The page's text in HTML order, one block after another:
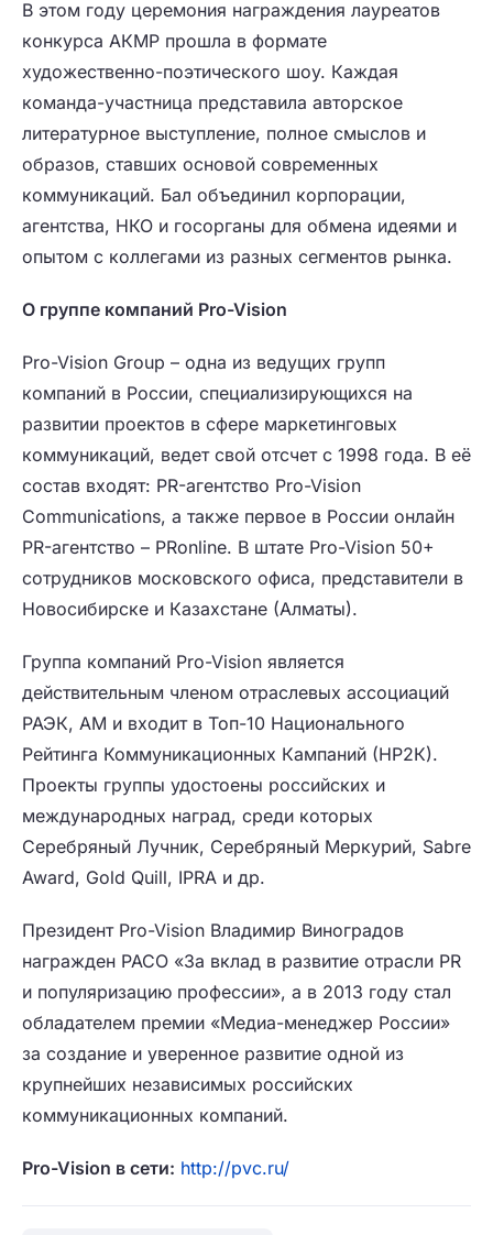
В этом году церемония награждения лауреатов
конкурса АКМР прошла в формате
художественно-поэтического шоу. Каждая
команда-участница представила авторское
литературное выступление, полное смыслов и
образов, ставших основой современных
коммуникаций. Бал объединил корпорации,
агентства, НКО и госорганы для обмена идеями и
опытом с коллегами из разных сегментов рынка.
О группе компаний Pro-Vision
Pro-Vision Group – одна из ведущих групп
компаний в России, специализирующихся на
развитии проектов в сфере маркетинговых
коммуникаций, ведет свой отсчет с 1998 года. В её
состав входят: PR-агентство Pro-Vision
Communications, а также первое в России онлайн
PR-агентство – PRonline. В штате Pro-Vision 50+
сотрудников московского офиса, представители в
Новосибирске и Казахстане (Алматы).
Группа компаний Pro-Vision является
действительным членом отраслевых ассоциаций
РАЭК, АМ и входит в Топ-10 Национального
Рейтинга Коммуникационных Кампаний (НР2К).
Проекты группы удостоены российских и
международных наград, среди которых
Серебряный Лучник, Серебряный Меркурий, Sabre
Award, Gold Quill, IPRA и др.
Президент Pro-Vision Владимир Виноградов
награжден РАСО «За вклад в развитие отрасли PR
и популяризацию профессии», а в 2013 году стал
обладателем премии «Медиа-менеджер России»
за создание и уверенное развитие одной из
крупнейших независимых российских
коммуникационных компаний.
Pro-Vision в сети: http://pvc.ru/